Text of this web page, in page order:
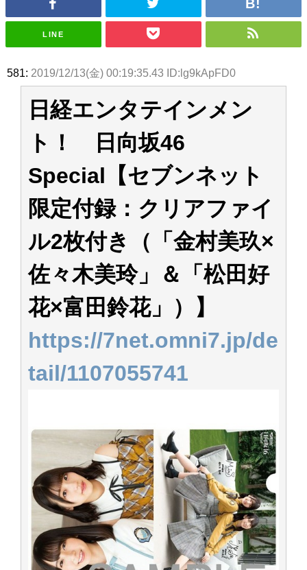
アイドル – ぷぅアンテナ / 【乃木坂46】日村勇紀 gif職人が切り抜いた名シ
ーン.gif
ふぇどみ！ / 【悲報】呪術廻戦、視聴率5.1%
ふぇどみ！ / 【画像】スポ－ツキャスターお姉さん・ハメまくりだったｗｗ
ふぇどみ！ / 【悲報】母「裕福な過程が高学歴になるとか大嘘。教育に金を
Powered by livedoor 相互RSS
LINE
581: 2019/12/13(金) 00:19:35.43 ID:lg9kApFD0
日経エンタテインメン
ト！ 日向坂46
Special【セブンネット
限定付録：クリアファイ
ル2枚付き（「金村美玖×
佐々木美玲」＆「松田好
花×富田鈴花」）】
https://7net.omni7.jp/de
tail/1107055741